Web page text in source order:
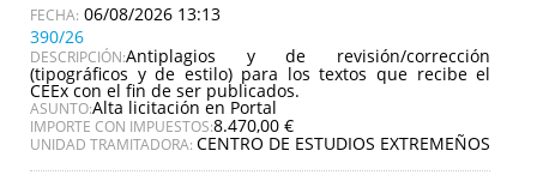
06/08/2026 13:13
390/26
DESCRIPCIÓN:Antiplagios y de revisión/corrección
(tipográficos y de estilo) para los textos que recibe el
CEEx con el fin de ser publicados.
ASUNTO:Alta licitación en Portal
IMPORTE CON IMPUESTOS:8.470,00 €
UNIDAD TRAMITADORA: CENTRO DE ESTUDIOS EXTREMEÑOS